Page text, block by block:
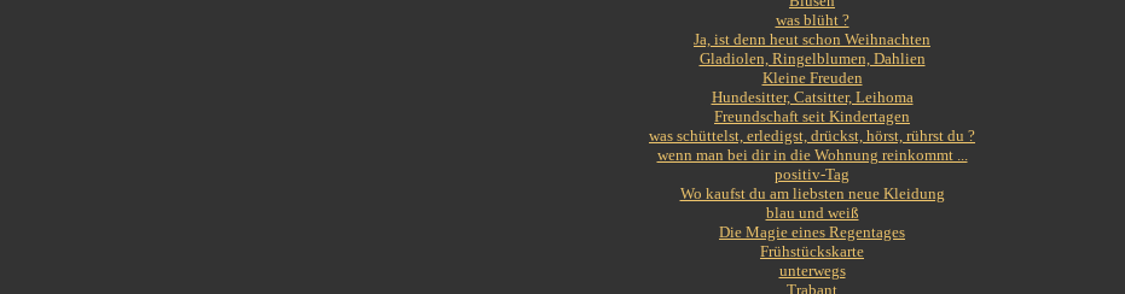
was blüht ?
Ja, ist denn heut schon Weihnachten
Gladiolen, Ringelblumen, Dahlien
Kleine Freuden
Hundesitter, Catsitter, Leihoma
Freundschaft seit Kindertagen
was schüttelst, erledigst, drückst, hörst, rührst du ?
wenn man bei dir in die Wohnung reinkommt ...
positiv-Tag
Wo kaufst du am liebsten neue Kleidung
blau und weiß
Die Magie eines Regentages
Frühstückskarte
unterwegs
Trabant